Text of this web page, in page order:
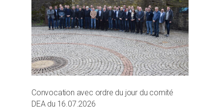
Convocation avec ordre du jour du comité
DEA du 16.07.2026